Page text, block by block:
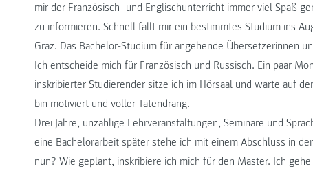
mir der Französisch- und Englischunterricht immer viel Spaß
zu informieren. Schnell fällt mir ein bestimmtes Studium ins
Graz. Das Bachelor-Studium für angehende Übersetzerinnen
Ich entscheide mich für Französisch und Russisch. Ein paar
inskribierter Studierender sitze ich im Hörsaal und warte auf
bin motiviert und voller Tatendrang.
Drei Jahre, unzählige Lehrveranstaltungen, Seminare und
eine Bachelorarbeit später stehe ich mit einem Abschluss in
nun? Wie geplant, inskribiere ich mich für den Master. Ich